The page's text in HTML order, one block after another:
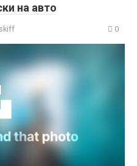
на авто
0